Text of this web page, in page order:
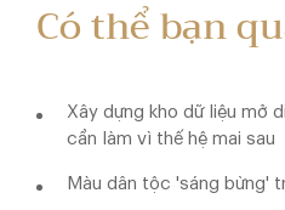
Có thể bạn
Xây dựng kho dữ liệu mở
cần làm vì thế hệ mai sau
Màu dân tộc 'sáng bừng'